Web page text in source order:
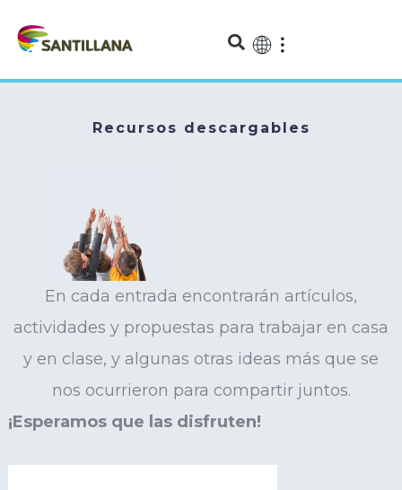
Recursos descargables
En cada entrada encontrarán artículos,
actividades y propuestas para trabajar en casa
y en clase, y algunas otras ideas más que se
nos ocurrieron para compartir juntos.
¡Esperamos que las disfruten!